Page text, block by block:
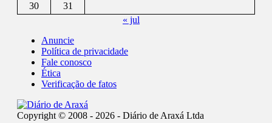
30
31
« jul
Anuncie
Política de privacidade
Fale conosco
Ética
Verificação de fatos
Copyright © 2008 - 2026 - Diário de Araxá Ltda